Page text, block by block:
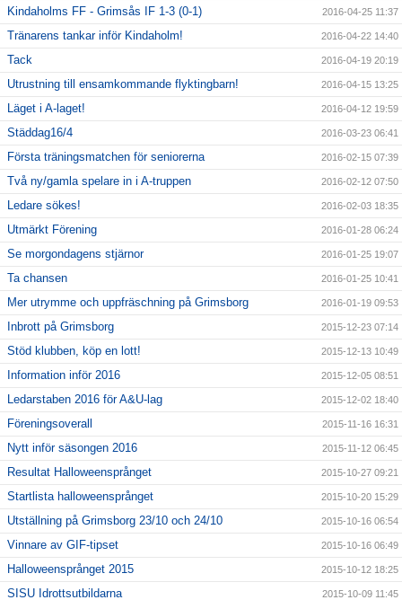
Kindaholms FF - Grimsås IF 1-3 (0-1) 2016-04-25 11:37
Tränarens tankar inför Kindaholm! 2016-04-22 14:40
Tack 2016-04-19 20:19
Utrustning till ensamkommande flyktingbarn! 2016-04-15 13:25
Läget i A-laget! 2016-04-12 19:59
Städdag16/4 2016-03-23 06:41
Första träningsmatchen för seniorerna 2016-02-15 07:39
Två ny/gamla spelare in i A-truppen 2016-02-12 07:50
Ledare sökes! 2016-02-03 18:35
Utmärkt Förening 2016-01-28 06:24
Se morgondagens stjärnor 2016-01-25 19:07
Ta chansen 2016-01-25 10:41
Mer utrymme och uppfräschning på Grimsborg 2016-01-19 09:53
Inbrott på Grimsborg 2015-12-23 07:14
Stöd klubben, köp en lott! 2015-12-13 10:49
Information inför 2016 2015-12-05 08:51
Ledarstaben 2016 för A&U-lag 2015-12-02 18:40
Föreningsoverall 2015-11-16 16:31
Nytt inför säsongen 2016 2015-11-12 06:45
Resultat Halloweensprånget 2015-10-27 09:21
Startlista halloweensprånget 2015-10-20 15:29
Utställning på Grimsborg 23/10 och 24/10 2015-10-16 06:54
Vinnare av GIF-tipset 2015-10-16 06:49
Halloweensprånget 2015 2015-10-12 18:25
SISU Idrottsutbildarna 2015-10-09 11:45